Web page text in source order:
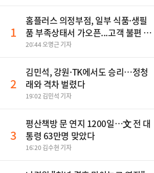
1
홈플러스 의정부점, 일부 식품·생필
품 부족상태서 가오픈...고객 불편 가
중
20:44 오명근 기자
2
김민석, 강원·TK에서도 승리…정청
래와 격차 벌렸다
19:02 김민석 기자
3
평산책방 문 연지 1200일…文 전 대
통령 63만명 맞았다
16:20 김수현 기자